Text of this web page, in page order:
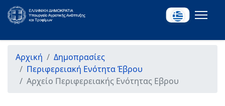
Αρχική
Δημοπρασίες
Περιφερειακή Ενότητα Έβρου
Αρχείο Περιφερειακής Ενότητας Εβρου